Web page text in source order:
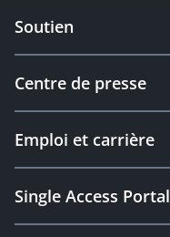
Soutien
Centre de presse
Emploi et carrière
Single Access Portal